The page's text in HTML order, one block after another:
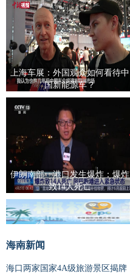
上海车展：外国观众如何看待中
国新能源车？
伊朗南部一港口发生爆炸：爆炸
致14人死亡
海南新闻
海口两家国家4A级旅游景区揭牌